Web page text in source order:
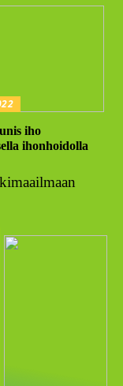
iho
ihonhoidolla